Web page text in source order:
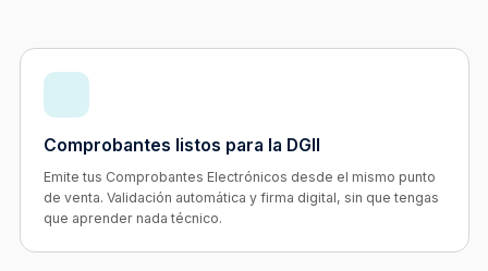
Comprobantes listos para la DGII
Emite tus Comprobantes Electrónicos desde el mismo punto
de venta. Validación automática y firma digital, sin que tengas
que aprender nada técnico.